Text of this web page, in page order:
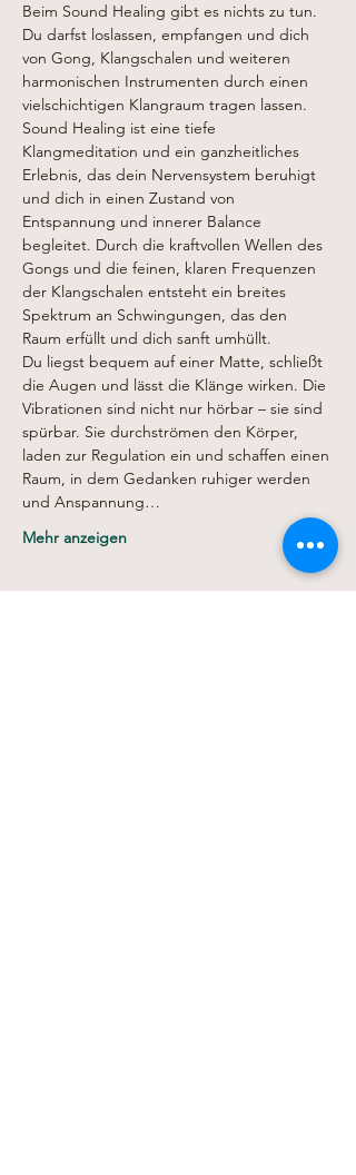
Beim Sound Healing gibt es nichts zu tun.
Du darfst loslassen, empfangen und dich
von Gong, Klangschalen und weiteren
harmonischen Instrumenten durch einen
vielschichtigen Klangraum tragen lassen.
Sound Healing ist eine tiefe
Klangmeditation und ein ganzheitliches
Erlebnis, das dein Nervensystem beruhigt
und dich in einen Zustand von
Entspannung und innerer Balance
begleitet. Durch die kraftvollen Wellen des
Gongs und die feinen, klaren Frequenzen
der Klangschalen entsteht ein breites
Spektrum an Schwingungen, das den
Raum erfüllt und dich sanft umhüllt.
Du liegst bequem auf einer Matte, schließt
die Augen und lässt die Klänge wirken. Die
Vibrationen sind nicht nur hörbar – sie sind
spürbar. Sie durchströmen den Körper,
laden zur Regulation ein und schaffen einen
Raum, in dem Gedanken ruhiger werden
und Anspannung…
Mehr anzeigen